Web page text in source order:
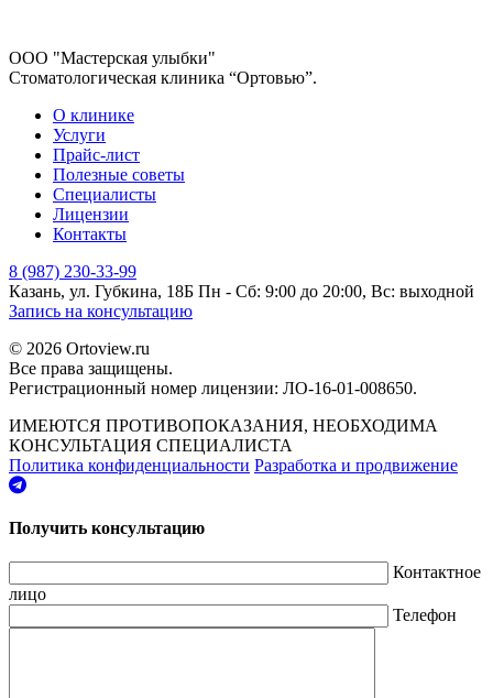
ООО "Мастерская улыбки"
Стоматологическая клиника “Ортовью”.
О клинике
Услуги
Прайс-лист
Полезные советы
Специалисты
Лицензии
Контакты
8 (987) 230-33-99
Казань, ул. Губкина, 18Б Пн - Сб: 9:00 до 20:00, Вс: выходной
Запись на консультацию
© 2026 Ortoview.ru
Все права защищены.
Регистрационный номер лицензии: ЛО-16-01-008650.
ИМЕЮТСЯ ПРОТИВОПОКАЗАНИЯ, НЕОБХОДИМА
КОНСУЛЬТАЦИЯ СПЕЦИАЛИСТА
Политика конфиденциальности Разработка и продвижение
Получить консультацию
Контактное
лицо
Телефон